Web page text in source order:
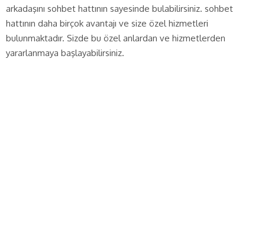
arkadaşını sohbet hattının sayesinde bulabilirsiniz. sohbet
hattının daha birçok avantajı ve size özel hizmetleri
bulunmaktadır. Sizde bu özel anlardan ve hizmetlerden
yararlanmaya başlayabilirsiniz.